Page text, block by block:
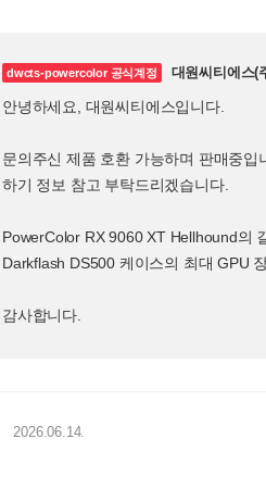
dwcts-powercolor 공식계정 대원씨티에스(
안녕하세요, 대원씨티에스입니다.
문의주신 제품 호환 가능하며 판매중입
하기 정보 참고 부탁드리겠습니다.
PowerColor RX 9060 XT Hellhound의
Darkflash DS500 케이스의 최대 GPU
감사합니다.
2026.06.14.